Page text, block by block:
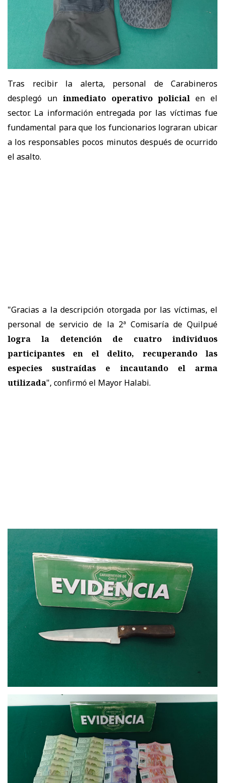
Tras recibir la alerta, personal de Carabineros
desplegó un inmediato operativo policial en el
sector. La información entregada por las víctimas fue
fundamental para que los funcionarios lograran ubicar
a los responsables pocos minutos después de ocurrido
el asalto.
"Gracias a la descripción otorgada por las víctimas, el
personal de servicio de la 2ª Comisaría de Quilpué
logra la detención de cuatro individuos
participantes en el delito, recuperando las
especies sustraídas e incautando el arma
utilizada", confirmó el Mayor Halabi.